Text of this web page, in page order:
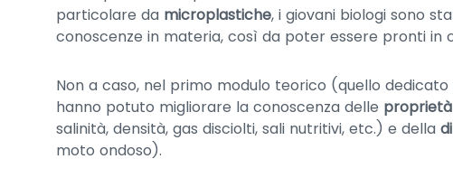
particolare da microplastiche, i giovani biologi sono
conoscenze in materia, così da poter essere pronti in
Non a caso, nel primo modulo teorico (quello
hanno potuto migliorare la conoscenza delle proprietà
salinità, densità, gas disciolti, sali nutritivi, etc.) e della
moto ondoso).